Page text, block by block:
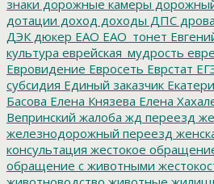
знаки дорожные камеры
дотации доход доходы ДПС дрова
ДЭК дюкер ЕАО ЕАО_тонет
культура еврейская_мудрость
Евровидение Евросеть Еврстат
субсидия Единый заказчик
Басова Елена Князева Елена
Вепринский жалоба жд переезд
железнодорожный переезд
консультация жестокое
обращение с животными